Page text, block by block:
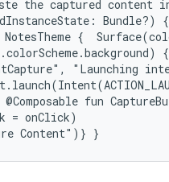
the captured
Bundle?)
{
"Launching
fun
= onClick)